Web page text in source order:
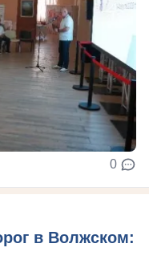
0
в Волжском: